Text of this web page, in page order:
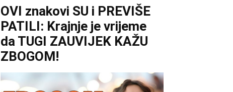
OVI znakovi SU i PREVIŠE
PATILI: Krajnje je vrijeme
da TUGI ZAUVIJEK KAŽU
ZBOGOM!